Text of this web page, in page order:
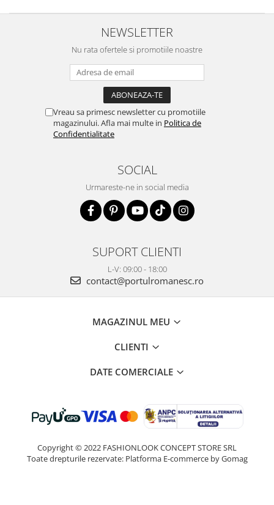
NEWSLETTER
Nu rata ofertele si promotiile noastre
Vreau sa primesc newsletter cu promotiile
magazinului. Afla mai multe in Politica de
Confidentialitate
SOCIAL
Urmareste-ne in social media
SUPORT CLIENTI
L-V: 09:00 - 18:00
contact@portulromanesc.ro
MAGAZINUL MEU
CLIENTI
DATE COMERCIALE
Copyright © 2022 FASHIONLOOK CONCEPT STORE SRL
Toate drepturile rezervate: Platforma E-commerce by Gomag